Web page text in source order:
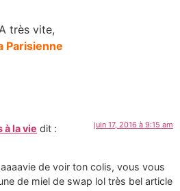
A très vite,
Parisienne
à la vie dit : juin 17, 2016 à 9:15 am
de voir ton colis, vous vous
de miel de swap lol très bel article